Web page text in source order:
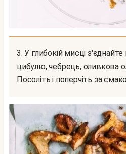
3. У глибокій мисці з'єднайте гриби, подрібнену
цибулю, чебрець, оливкова
Посоліть і поперчіть за